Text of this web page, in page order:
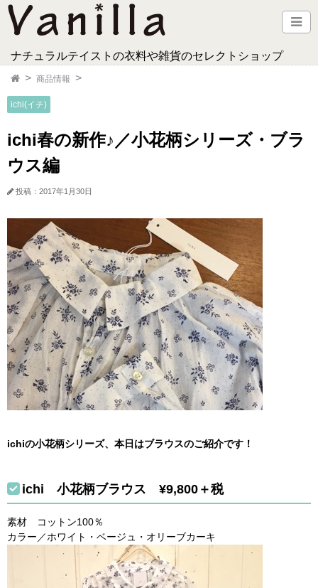
ナチュラルテイストの衣料や雑貨のセレクトショップ
商品情報
ichi(イチ)
ichi春の新作♪／小花柄シリーズ・ブラ
ウス編
投稿：2017年1月30日
ichiの小花柄シリーズ、本日はブラウスのご紹介です！
ichi 小花柄ブラウス ¥9,800＋税
素材 コットン100％
カラー／ホワイト・ベージュ・オリーブカーキ